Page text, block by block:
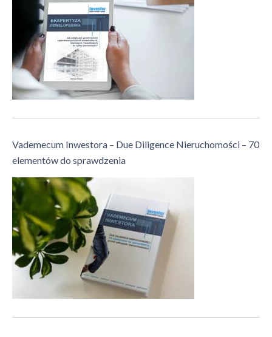
Vademecum Inwestora – Due Diligence Nieruchomości – 70
elementów do sprawdzenia